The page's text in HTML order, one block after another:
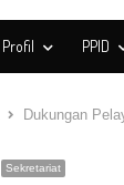
Profil PPID
Dukungan
Sekretariat